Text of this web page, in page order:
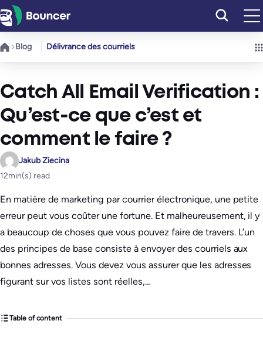
Aller
au
contenu
Blog Délivrance des courriels
Catch All Email Verification :
Qu’est-ce que c’est et
comment le faire ?
Jakub Ziecina
12min(s) read
En matière de marketing par courrier électronique, une petite
erreur peut vous coûter une fortune. Et malheureusement, il y
a beaucoup de choses que vous pouvez faire de travers. L’un
des principes de base consiste à envoyer des courriels aux
bonnes adresses. Vous devez vous assurer que les adresses
figurant sur vos listes sont réelles,…
Table of content